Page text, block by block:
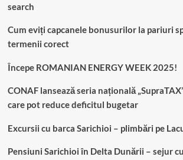
search
Cum eviți capcanele bonusurilor la pariuri
termenii corect
Începe ROMANIAN ENERGY WEEK 2025!
CONAF lansează seria națională
care pot reduce deficitul bugetar
Excursii cu barca Sarichioi – plimbări pe
Pensiuni Sarichioi în Delta Dunării – sejur